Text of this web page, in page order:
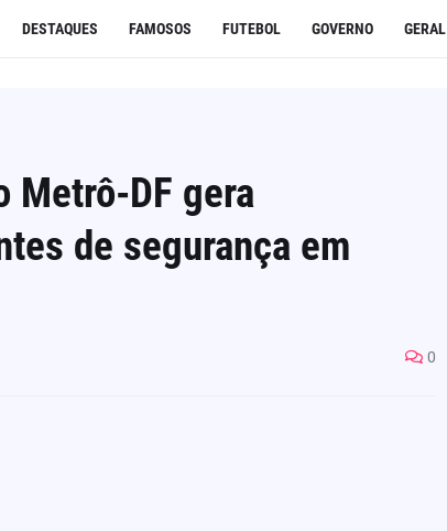
DESTAQUES FAMOSOS FUTEBOL GOVERNO GERAL
Metrô-DF gera
de segurança em
0